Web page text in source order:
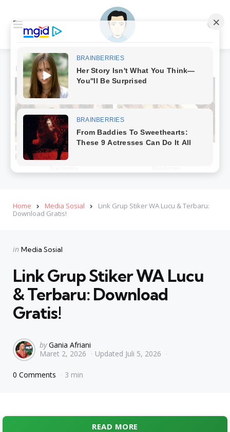
Menu
Home Media Sosial
Link Grup Stiker WA Lucu & Terbaru:
Download Gratis!
Categories
Posted
in Media Sosial
Link Grup Stiker WA Lucu
& Terbaru: Download
Gratis!
Posted
by
by Gania Afriani
Maret 2, 2026
Updated Juli 5, 2026
0 Comments 3 min
READ MORE